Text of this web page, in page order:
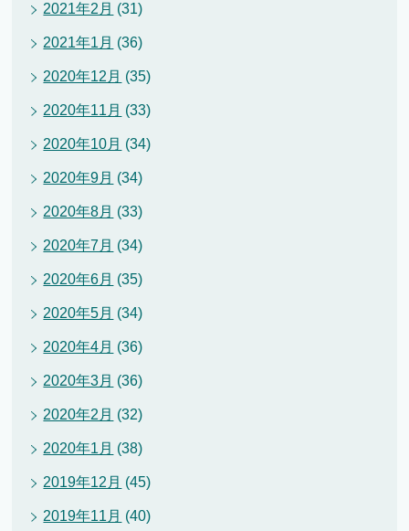
2021年2月 (31)
2021年1月 (36)
2020年12月 (35)
2020年11月 (33)
2020年10月 (34)
2020年9月 (34)
2020年8月 (33)
2020年7月 (34)
2020年6月 (35)
2020年5月 (34)
2020年4月 (36)
2020年3月 (36)
2020年2月 (32)
2020年1月 (38)
2019年12月 (45)
2019年11月 (40)